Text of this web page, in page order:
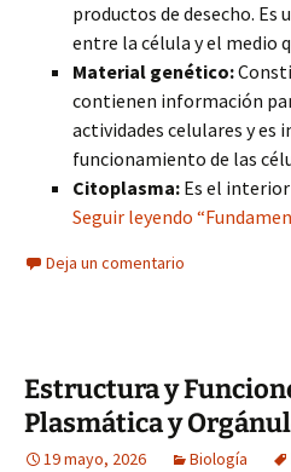
productos de desecho. Es
entre la célula y el medio
Material genético:
contienen información
actividades celulares y es
funcionamiento de las
Citoplasma: Es el
Seguir leyendo
Deja un comentario
Estructura y
Plasmática y
19 mayo, 2026 Biología